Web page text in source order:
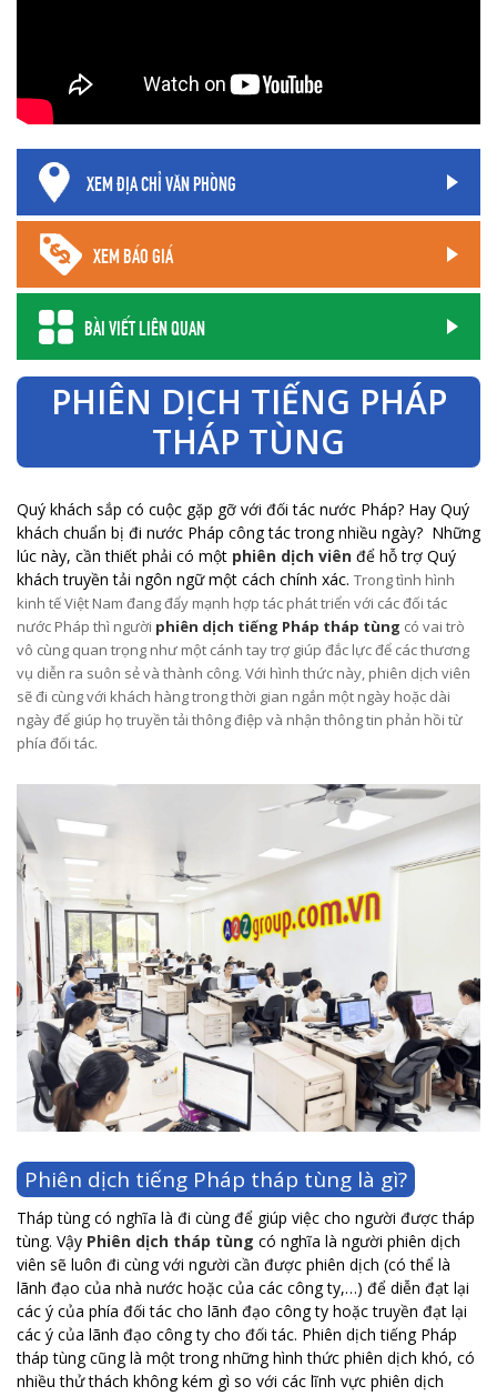
XEM ĐỊA CHỈ VĂN PHÒNG
XEM BÁO GIÁ
BÀI VIẾT LIÊN QUAN
PHIÊN DỊCH TIẾNG PHÁP
THÁP TÙNG
Quý khách sắp có cuộc gặp gỡ với đối tác nước Pháp? Hay Quý
khách chuẩn bị đi nước Pháp công tác trong nhiều ngày? Những
lúc này, cần thiết phải có một phiên dịch viên để hỗ trợ Quý
khách truyền tải ngôn ngữ một cách chính xác. Trong tình hình
kinh tế Việt Nam đang đẩy mạnh hợp tác phát triển với các đối tác
nước Pháp thì người phiên dịch tiếng Pháp tháp tùng có vai trò
vô cùng quan trọng như một cánh tay trợ giúp đắc lực để các thương
vụ diễn ra suôn sẻ và thành công. Với hình thức này, phiên dịch viên
sẽ đi cùng với khách hàng trong thời gian ngắn một ngày hoặc dài
ngày để giúp họ truyền tải thông điệp và nhận thông tin phản hồi từ
phía đối tác.
Phiên dịch tiếng Pháp tháp tùng là gì?
Tháp tùng có nghĩa là đi cùng để giúp việc cho người được tháp
tùng. Vậy Phiên dịch tháp tùng có nghĩa là người phiên dịch
viên sẽ luôn đi cùng với người cần được phiên dịch (có thể là
lãnh đạo của nhà nước hoặc của các công ty,…) để diễn đạt lại
các ý của phía đối tác cho lãnh đạo công ty hoặc truyền đạt lại
các ý của lãnh đạo công ty cho đối tác. Phiên dịch tiếng Pháp
tháp tùng cũng là một trong những hình thức phiên dịch khó, có
nhiều thử thách không kém gì so với các lĩnh vực phiên dịch